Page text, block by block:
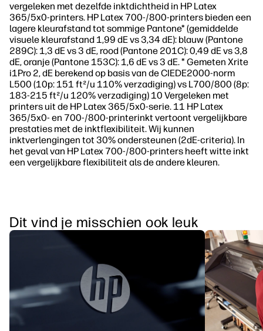
vergeleken met dezelfde inktdichtheid in HP Latex
365/5x0-printers. HP Latex 700-/800-printers bieden een
lagere kleurafstand tot sommige Pantone* (gemiddelde
visuele kleurafstand 1,99 dE vs 3,34 dE): blauw (Pantone
289C): 1,3 dE vs 3 dE, rood (Pantone 201C): 0,49 dE vs 3,8
dE, oranje (Pantone 153C): 1,6 dE vs 3 dE. * Gemeten Xrite
i1Pro 2, dE berekend op basis van de CIEDE2000-norm
L500 (10p: 151 ft²/u 110% verzadiging) vs L700/800 (8p:
183-215 ft²/u 120% verzadiging) 10 Vergeleken met
printers uit de HP Latex 365/5x0-serie. 11 HP Latex
365/5x0- en 700-/800-printerinkt vertoont vergelijkbare
prestaties met de inktflexibiliteit. Wij kunnen
inktverlengingen tot 30% ondersteunen (2dE-criteria). In
het geval van HP Latex 700-/800-printers heeft witte inkt
een vergelijkbare flexibiliteit als de andere kleuren.
Dit vind je misschien ook leuk